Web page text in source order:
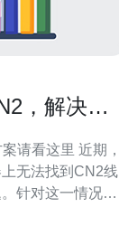
，解决方
这里 近期，
无法找到CN2线
针对这一情况，